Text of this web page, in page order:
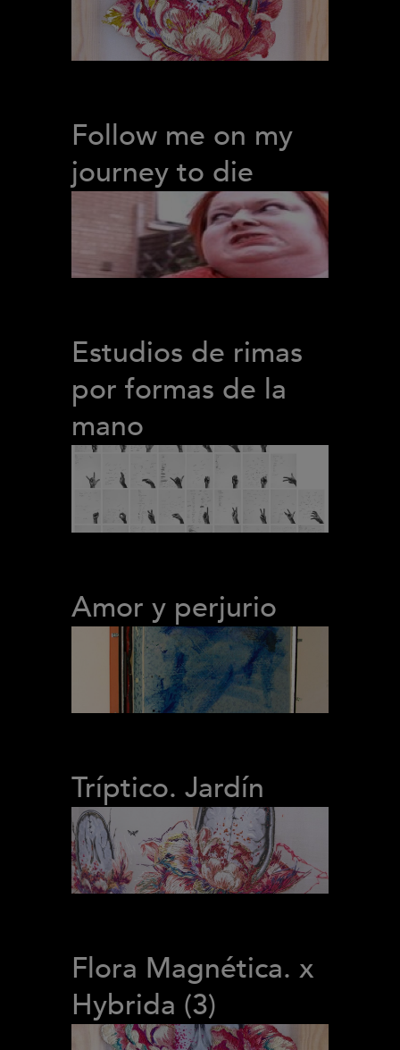
Follow me on my
journey to die
Estudios de rimas
por formas de la
mano
Amor y perjurio
Tríptico. Jardín
Flora Magnética. x
Hybrida (3)